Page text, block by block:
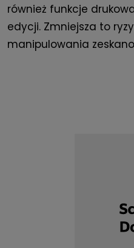
również funkcje
edycji. Zmniejsza to
manipulowania